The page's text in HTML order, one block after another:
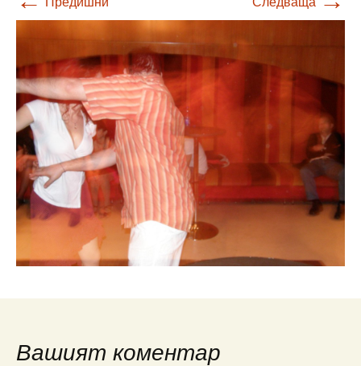
Вашият коментар